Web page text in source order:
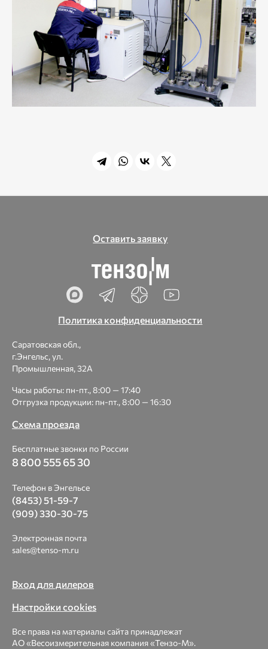
Оставить заявку
Политика конфиденциальности
Саратовская обл.,
г.Энгельс, ул.
Промышленная, 32А
Часы работы: пн-пт., 8:00 — 17:40
Отгрузка продукции: пн-пт., 8:00 — 16:30
Схема проезда
Бесплатные звонки по России
8 800 555 65 30
Телефон в Энгельсе
(8453) 51-59-7
(909) 330-30-75
Электронная почта
sales@tenso-m.ru
Вход для дилеров
Настройки cookies
Все права на материалы сайта принадлежат
АО «Весоизмерительная компания «Тензо-М».